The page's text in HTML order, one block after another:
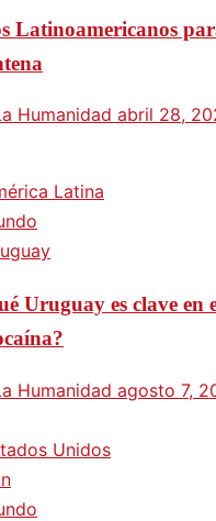
Latinoamericanos
Humanidad abril 28,
Latina
Uruguay es clave en
Humanidad agosto 7,
Unidos